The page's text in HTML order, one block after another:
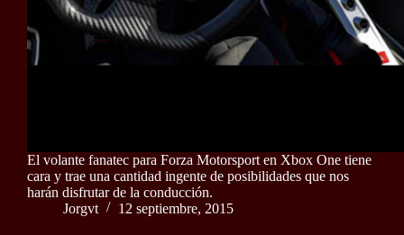
El volante fanatec para Forza Motorsport en Xbox One tiene
cara y trae una cantidad ingente de posibilidades que nos
harán disfrutar de la conducción.
Jorgvt
12 septiembre, 2015